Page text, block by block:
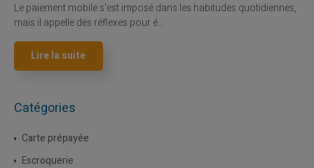
Le paiement mobile s'est imposé dans les habitudes quotidiennes,
mais il appelle des réflexes pour é...
Lire la suite
Catégories
Carte prépayée
Escroquerie